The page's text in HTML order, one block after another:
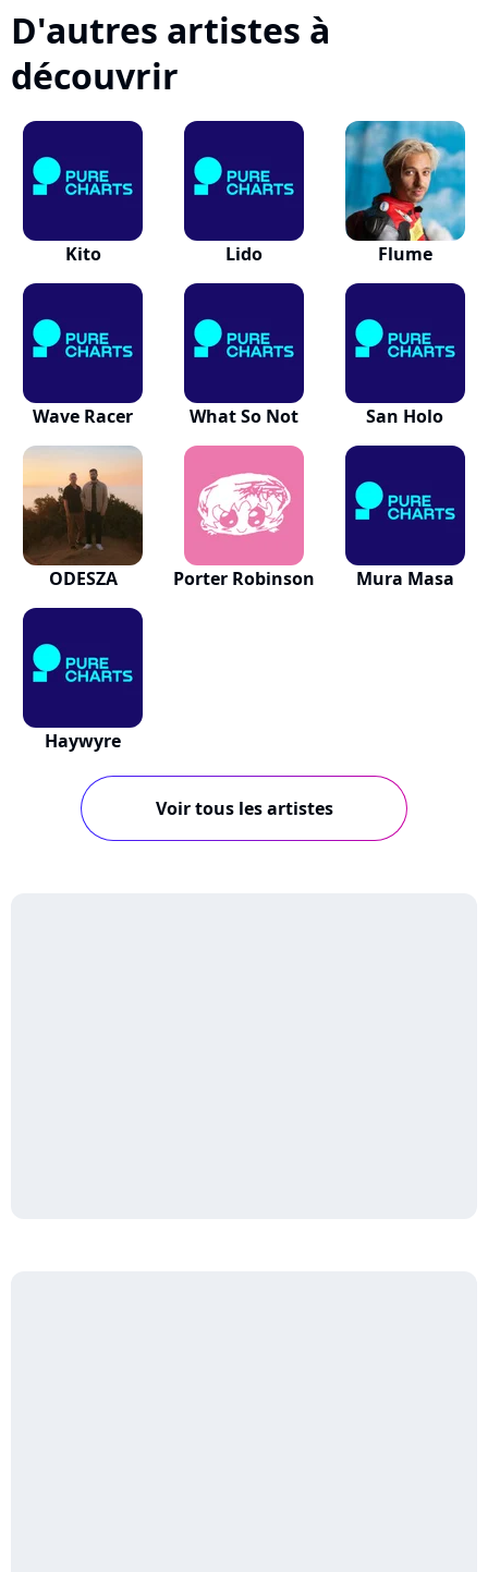
D'autres artistes à
découvrir
Kito Lido Flume
Wave Racer What So Not San Holo
ODESZA Porter Robinson Mura Masa
Haywyre
Voir tous les artistes